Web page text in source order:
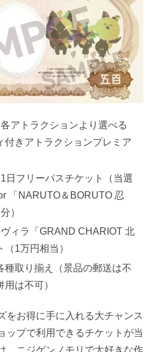
アトラクションより選べる
付きアトラクションプレミア
日フリーパスチケット（当選
「NARUTO＆BORUTO 忍
）
ィラ「GRAND CHARIOT 北
1万円相当）
種取り揃え（景品の郵送は不
は不可）
をお得に手に入れる大チャンス
ップで利用できるチケットが当
、ニジゲンノモリで大好きな作